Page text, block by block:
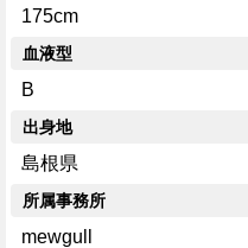
175cm
血液型
B
出身地
島根県
所属事務所
mewgull